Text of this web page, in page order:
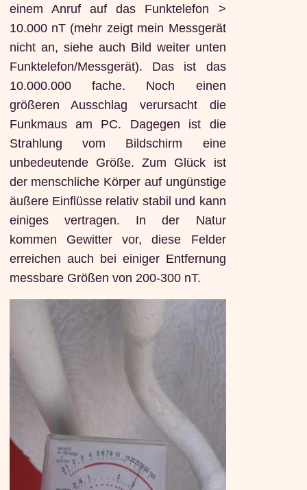
einem Anruf auf das Funktelefon >
10.000 nT (mehr zeigt mein Messgerät
nicht an, siehe auch Bild weiter unten
Funktelefon/Messgerät). Das ist das
10.000.000 fache. Noch einen
größeren Ausschlag verursacht die
Funkmaus am PC. Dagegen ist die
Strahlung vom Bildschirm eine
unbedeutende Größe. Zum Glück ist
der menschliche Körper auf ungünstige
äußere Einflüsse relativ stabil und kann
einiges vertragen. In der Natur
kommen Gewitter vor, diese Felder
erreichen auch bei einiger Entfernung
messbare Größen von 200-300 nT.